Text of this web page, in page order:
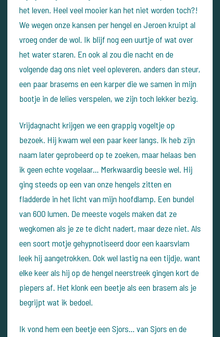
het leven. Heel veel mooier kan het niet worden toch?!
We wegen onze kansen per hengel en Jeroen kruipt al
vroeg onder de wol. Ik blijf nog een uurtje of wat over
het water staren. En ook al zou die nacht en de
volgende dag ons niet veel opleveren, anders dan steur,
een paar brasems en een karper die we samen in mijn
bootje in de lelies verspelen, we zijn toch lekker bezig.
Vrijdagnacht krijgen we een grappig vogeltje op
bezoek. Hij kwam wel een paar keer langs. Ik heb zijn
naam later geprobeerd op te zoeken, maar helaas ben
ik geen echte vogelaar… Merkwaardig beesie wel. Hij
ging steeds op een van onze hengels zitten en
fladderde in het licht van mijn hoofdlamp. Een bundel
van 600 lumen. De meeste vogels maken dat ze
wegkomen als je ze te dicht nadert, maar deze niet. Als
een soort motje gehypnotiseerd door een kaarsvlam
leek hij aangetrokken. Ook wel lastig na een tijdje, want
elke keer als hij op de hengel neerstreek gingen kort de
piepers af. Het klonk een beetje als een brasem als je
begrijpt wat ik bedoel.
Ik vond hem een beetje een Sjors... van Sjors en de